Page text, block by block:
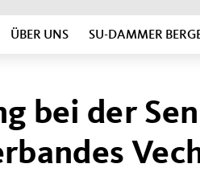
ÜBER UNS SU-DAMMER
bei der